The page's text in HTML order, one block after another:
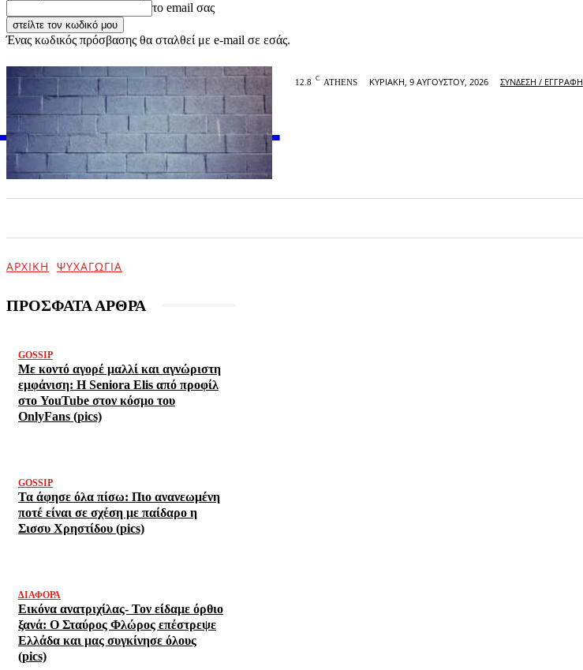
το email σας
Ένας κωδικός πρόσβασης θα σταλθεί με e-mail σε εσάς.
OFFICIAL
12.8 C ATHENS ΚΥΡΙΑΚΉ, 9 ΑΥΓΟΎΣΤΟΥ, 2026 ΣΎΝΔΕΣΗ / ΕΓΓΡΑΦΉ
ΑΡΧΙΚΉ ΨΥΧΑΓΩΓΊΑ
ΠΡΟΣΦΑΤΑ ΑΡΘΡΑ
GOSSIP
Με κοντό αγορέ μαλλί και αγνώριστη
εμφάνιση: Η Seniora Elis από προφίλ
στο YouTube στον κόσμο του
OnlyFans (pics)
GOSSIP
Τα άφησε όλα πίσω: Πιο ανανεωμένη
ποτέ είναι σε σχέση με παίδαρο η
Σισσυ Χρηστίδου (pics)
ΔΙΆΦΟΡΑ
Εικόνα ανατριχίλας- Τον είδαμε όρθιο
ξανά: Ο Σταύρος Φλώρος επέστρεψε
Ελλάδα και μας συγκίνησε όλους
(pics)